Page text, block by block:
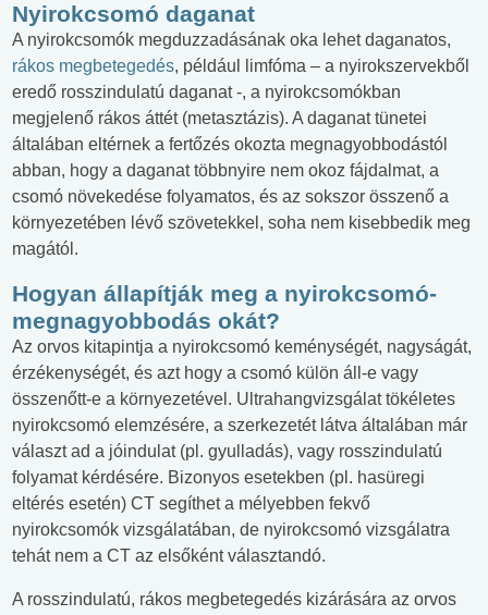
Nyirokcsomó daganat
A nyirokcsomók megduzzadásának oka lehet daganatos,
rákos megbetegedés, például limfóma – a nyirokszervekből
eredő rosszindulatú daganat -, a nyirokcsomókban
megjelenő rákos áttét (metasztázis). A daganat tünetei
általában eltérnek a fertőzés okozta megnagyobbodástól
abban, hogy a daganat többnyire nem okoz fájdalmat, a
csomó növekedése folyamatos, és az sokszor összenő a
környezetében lévő szövetekkel, soha nem kisebbedik meg
magától.
Hogyan állapítják meg a nyirokcsomó-
megnagyobbodás okát?
Az orvos kitapintja a nyirokcsomó keménységét, nagyságát,
érzékenységét, és azt hogy a csomó külön áll-e vagy
összenőtt-e a környezetével. Ultrahangvizsgálat tökéletes
nyirokcsomó elemzésére, a szerkezetét látva általában már
választ ad a jóindulat (pl. gyulladás), vagy rosszindulatú
folyamat kérdésére. Bizonyos esetekben (pl. hasüregi
eltérés esetén) CT segíthet a mélyebben fekvő
nyirokcsomók vizsgálatában, de nyirokcsomó vizsgálatra
tehát nem a CT az elsőként választandó.
A rosszindulatú, rákos megbetegedés kizárására az orvos